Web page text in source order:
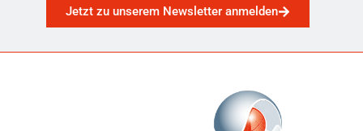
Jetzt zu unserem Newsletter anmelden